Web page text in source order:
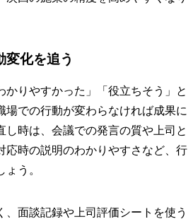
変化を追う
かりやすかった」「役立ちそう」と
場での行動が変わらなければ成果に
し時は、会議での発言の質や上司と
応時の説明のわかりやすさなど、行
う。
、面談記録や上司評価シートを使う